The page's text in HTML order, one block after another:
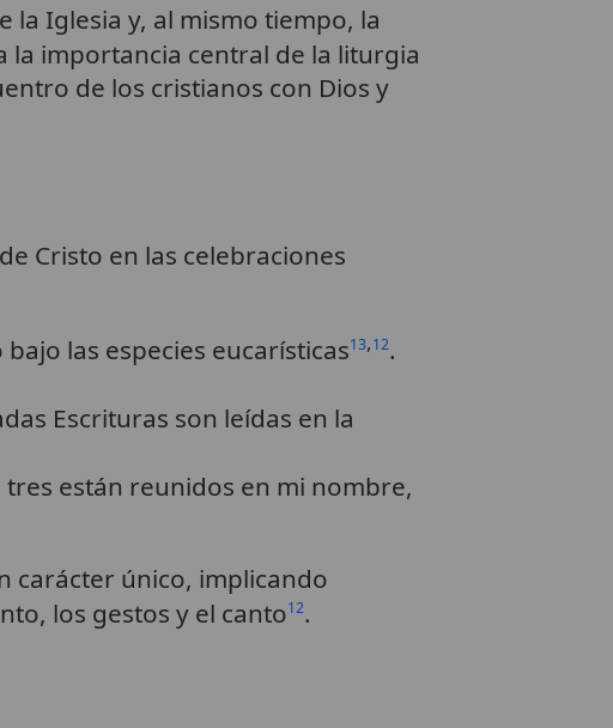
la Iglesia y, al mismo tiempo, la
la importancia central de la liturgia
de los cristianos con Dios y
Cristo en las celebraciones
las especies eucarísticas13,12.
Escrituras son leídas en la
están reunidos en mi nombre,
carácter único, implicando
los gestos y el canto12.